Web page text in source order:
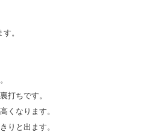
。
打ちです。
くなります。
りと出ます。